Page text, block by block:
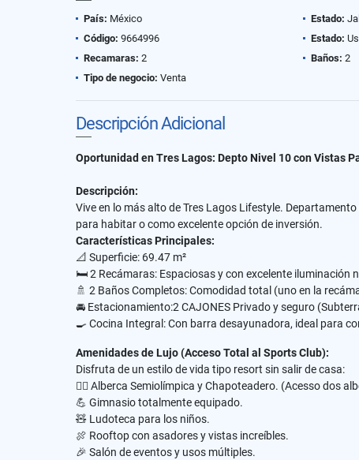
País: México Estado:
Código: 9664996 Estado:
Recamaras: 2 Baños: 2
Tipo de negocio: Venta
Descripción Adicional
Oportunidad en Tres Lagos: Depto Nivel 10 con Vistas
​Descripción:
Vive en lo más alto de Tres Lagos Lifestyle.
para habitar o como excelente opción de inversión.
​Características Principales:
​📐 Superficie: 69.47 m²
​🛏️ 2 Recámaras: Espaciosas y con excelente iluminación
​🚿 2 Baños Completos: Comodidad total (uno en la
​🚘 Estacionamiento:2 CAJONES Privado y seguro
​🍳 Cocina Integral: Con barra desayunadora, ideal para
​Amenidades de Lujo (Acceso Total al Sports Club):
Disfruta de un estilo de vida tipo resort sin salir de casa:
​🏊‍♂️ Alberca Semiolímpica y Chapoteadero. (Acesso dos
​💪 Gimnasio totalmente equipado.
​🧸 Ludoteca para los niños.
​🍖 Rooftop con asadores y vistas increíbles.
​🎉 Salón de eventos y usos múltiples.